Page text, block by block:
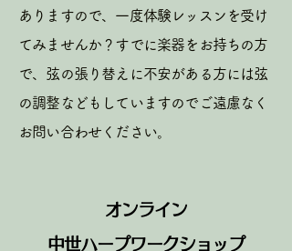
ありますので、一度体験レッスンを受け
てみませんか？すでに楽器をお持ちの方
で、弦の張り替えに不安がある方には弦
の調整などもしていますのでご遠慮なく
お問い合わせください。
オンライン
中世ハープワークショップ